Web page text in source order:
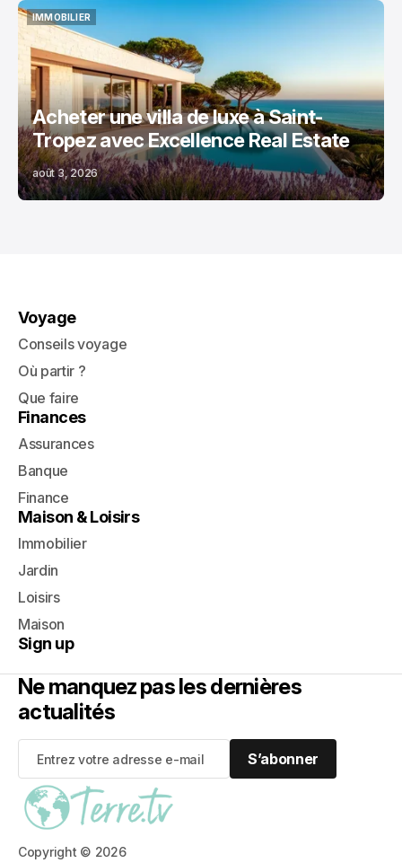
IMMOBILIER
IMMOBILIER
Acheter une villa de luxe à Saint-
Tropez avec Excellence Real Estate
août 3, 2026
Copyright © 2026
Voyage
Conseils voyage
Où partir ?
Que faire
Finances
Assurances
Banque
Finance
Maison & Loisirs
Immobilier
Jardin
Loisirs
Maison
Sign up
Ne manquez pas les dernières
actualités
S’abonner
S’abonner